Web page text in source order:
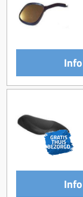
Info
Info